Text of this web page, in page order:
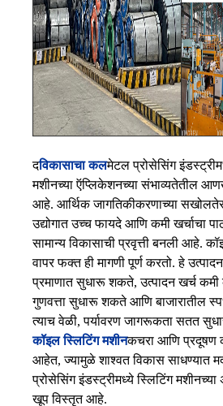
दविकासाचा कलमेटल प्रोसेसिंग
मशीनच्या ऍप्लिकेशनच्या संभाव्यतेतील
आहे. आर्थिक जागतिकीकरणाच्या
उद्योगात उच्च फायदे आणि कमी खर्चाचा
सामान्य विकासाची प्रवृत्ती बनली आहे.
वापर फक्त ही मागणी पूर्ण करतो. हे उत्पादन
प्रमाणात सुधारू शकते, उत्पादन खर्च
गुणवत्ता सुधारू शकते आणि बाजारातील
त्याच वेळी, पर्यावरण जागरूकता सतत
कॉइल स्लिटिंग मशीनकचरा आणि प्रदूषण
आहेत, ज्यामुळे शाश्वत विकास साधण्यात
प्रोसेसिंग इंडस्ट्रीमध्ये स्लिटिंग मशीनच्या
खूप विस्तृत आहे.